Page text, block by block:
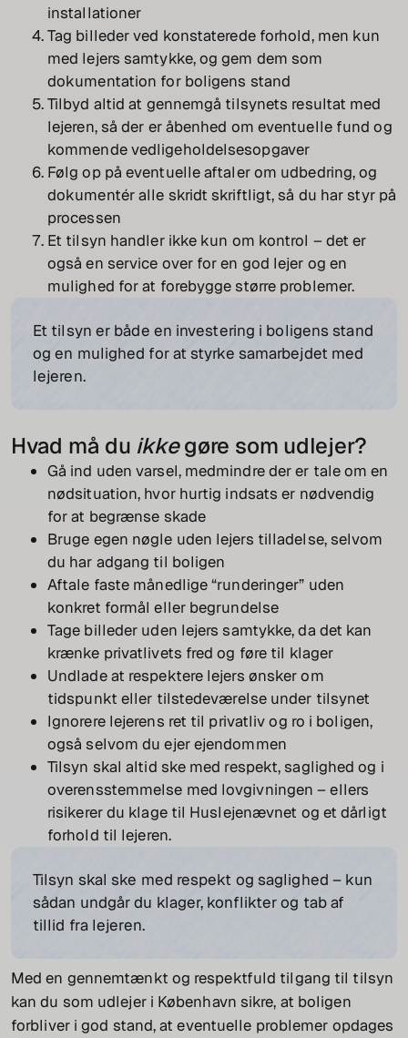
installationer
Tag billeder ved konstaterede forhold, men kun
med lejers samtykke, og gem dem som
dokumentation for boligens stand
Tilbyd altid at gennemgå tilsynets resultat med
lejeren, så der er åbenhed om eventuelle fund og
kommende vedligeholdelsesopgaver
Følg op på eventuelle aftaler om udbedring, og
dokumentér alle skridt skriftligt, så du har styr på
processen
Et tilsyn handler ikke kun om kontrol – det er
også en service over for en god lejer og en
mulighed for at forebygge større problemer.
Et tilsyn er både en investering i boligens stand
og en mulighed for at styrke samarbejdet med
lejeren.
Hvad må du ikkegøre som udlejer?
Gå ind uden varsel, medmindre der er tale om en
nødsituation, hvor hurtig indsats er nødvendig
for at begrænse skade
Bruge egen nøgle uden lejers tilladelse, selvom
du har adgang til boligen
Aftale faste månedlige “runderinger” uden
konkret formål eller begrundelse
Tage billeder uden lejers samtykke, da det kan
krænke privatlivets fred og føre til klager
Undlade at respektere lejers ønsker om
tidspunkt eller tilstedeværelse under tilsynet
Ignorere lejerens ret til privatliv og ro i boligen,
også selvom du ejer ejendommen
Tilsyn skal altid ske med respekt, saglighed og i
overensstemmelse med lovgivningen – ellers
risikerer du klage til Huslejenævnet og et dårligt
forhold til lejeren.
Tilsyn skal ske med respekt og saglighed – kun
sådan undgår du klager, konflikter og tab af
tillid fra lejeren.
Med en gennemtænkt og respektfuld tilgang til tilsyn
kan du som udlejer i København sikre, at boligen
forbliver i god stand, at eventuelle problemer opdages